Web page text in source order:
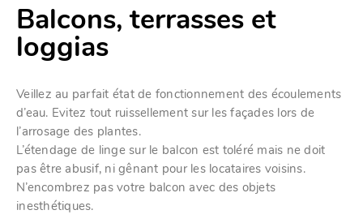
Balcons, terrasses et
loggias
Veillez au parfait état de fonctionnement des écoulements
d’eau. Evitez tout ruissellement sur les façades lors de
l’arrosage des plantes.
L’étendage de linge sur le balcon est toléré mais ne doit
pas être abusif, ni gênant pour les locataires voisins.
N’encombrez pas votre balcon avec des objets
inesthétiques.